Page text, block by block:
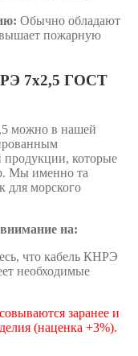
Обычно обладают
пожарную
7х2,5 ГОСТ
можно в нашей
продукции, которые
Мы именно та
для морского
на:
что кабель КНРЭ
необходимые
заранее и
(наценка +3%).